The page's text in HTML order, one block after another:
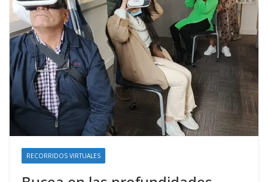
RECORRIDOS VIRTUALES